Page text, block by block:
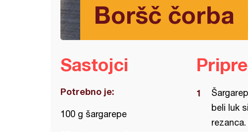
Boršč čorba
Sastojci
Potrebno je:
100 g šargarepe
beli luk